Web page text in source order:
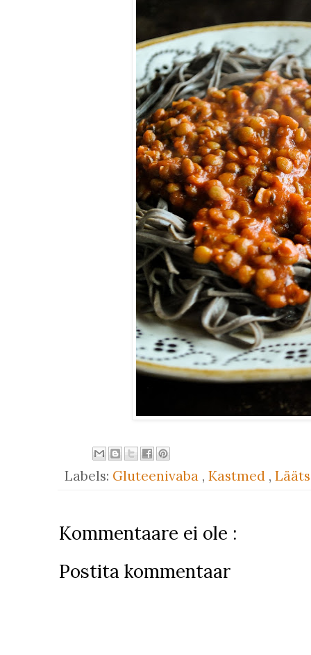
Labels: Gluteenivaba , Kastmed ,
Kommentaare ei ole :
Postita kommentaar